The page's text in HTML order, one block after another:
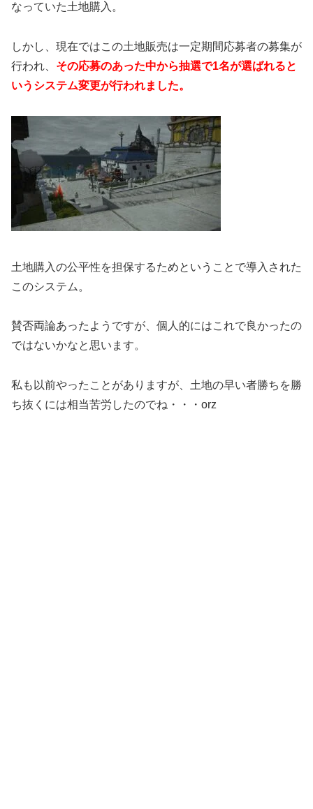
なっていた土地購入。
しかし、現在ではこの土地販売は一定期間応募者の募集が
行われ、 その応募のあった中から抽選で1名が選ばれると
いうシステム変更が行われました。
土地購入の公平性を担保するためということで導入された
このシステム。
賛否両論あったようですが、個人的にはこれで良かったの
ではないかなと思います。
私も以前やったことがありますが、土地の早い者勝ちを勝
ち抜くには相当苦労したのでね・・・orz